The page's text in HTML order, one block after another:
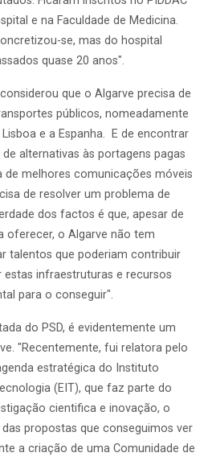
e na Faculdade de Medicina.
se, mas do hospital
quase 20 anos".
que o Algarve precisa de
públicos, nomeadamente
e a Espanha. E de encontrar
alternativas às portagens pagas
de melhores comunicações móveis
de resolver um problema de
dos factos é que, apesar de
oferecer, o Algarve não tem
talentos que poderiam contribuir
estas infraestruturas e recursos
para o conseguir".
do PSD, é evidentemente um
"Recentemente, fui relatora pelo
estratégica do Instituto
(EIT), que faz parte do
cientifica e inovação, o
propostas que conseguimos ver
a criação de uma Comunidade de